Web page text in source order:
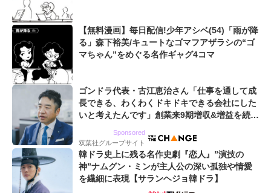
【無料漫画】毎日配信!少年アシベ(54)「雨が降
る」森下裕美/キュートなゴマフアザラシの“ゴ
マちゃん”をめぐる名作ギャグ4コマ
ゴンドラ代表・古江恵治さん「仕事を通して成
長できる、わくわくドキドキできる会社にした
いと考えたんです」創業来9期増収&増益を続け
Sponsored
双葉社グループサイト
韓ドラ史上に残る名作史劇『恋人』”演技の
神”ナムグン・ミンが主人公の深い孤独や情愛
を繊細に表現【サランヘジョ韓ドラ】